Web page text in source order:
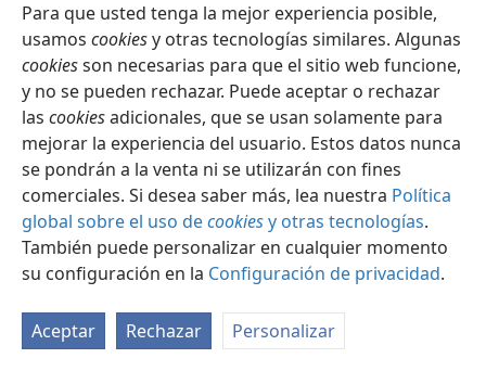
Para que usted tenga la mejor experiencia posible,
usamos cookiesy otras tecnologías similares. Algunas
cookiesson necesarias para que el sitio web funcione,
y no se pueden rechazar. Puede aceptar o rechazar
las cookiesadicionales, que se usan solamente para
mejorar la experiencia del usuario. Estos datos nunca
se pondrán a la venta ni se utilizarán con fines
comerciales. Si desea saber más, lea nuestra Política
global sobre el uso decookiesy otras tecnologías.
También puede personalizar en cualquier momento
su configuración en la Configuración de privacidad.
Aceptar Rechazar Personalizar
Español Configuración
Copyright© 2026 Watch Tower Bible and Tract Society of Pennsylvania
Condiciones de uso
Política de privacidad
Configuración de privacidad
JW.ORG Iniciar sesión